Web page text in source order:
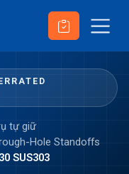
tự giữ
Hole Standoffs
SUS303